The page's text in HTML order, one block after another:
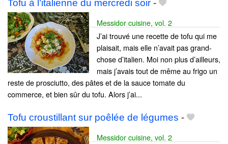
Tofu à l’italienne du mercredi soir -
Messidor cuisine, vol. 2
J’ai trouvé une recette de tofu qui me
plaisait, mais elle n’avait pas grand-
chose d’italien. Moi non plus d’ailleurs,
mais j’avais tout de même au frigo un
reste de prosciutto, des pâtes et de la sauce tomate du
commerce, et bien sûr du tofu. Alors j’ai...
Tofu croustillant sur poêlée de légumes -
Messidor cuisine, vol. 2